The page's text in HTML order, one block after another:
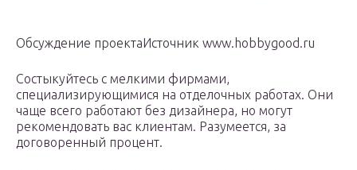
Обсуждение проектаИсточник www.hobbygood.ru
Состыкуйтесь с мелкими фирмами,
специализирующимися на отделочных работах. Они
чаще всего работают без дизайнера, но могут
рекомендовать вас клиентам. Разумеется, за
договоренный процент.